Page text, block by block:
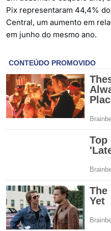
Pix representaram 44,4%
Central, um aumento em
em junho do mesmo ano.